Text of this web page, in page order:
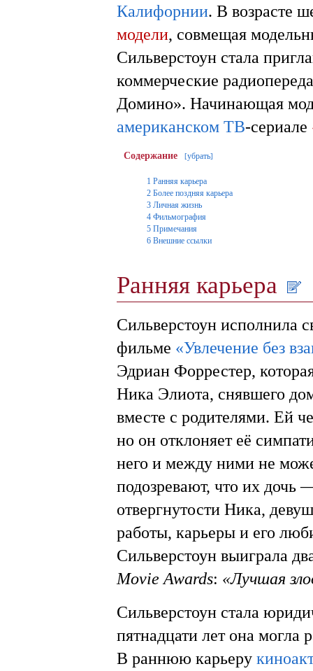
Калифорнии. В возрасте
модели, совмещая
Сильверстоун стала
коммерческие
Домино». Начинающая
американском ТВ-сериале
Содержание [убрать]
1 Ранняя карьера
2 Более поздняя карьера
3 Личная жизнь
4 Фильмография
5 Примечания
6 Внешние ссылки
Ранняя карьера
Сильверстоун исполнила
фильме «Увлечение без
Эдриан Форрестер,
Ника Элиота, снявшего
вместе с родителями. Ей
но он отклоняет её
него и между ними не
подозревают, что их дочь
отвергнутости Ника,
работы, карьеры и его
Сильверстоун выиграла
Movie Awards: «Лучшая
Сильверстоун стала
пятнадцати лет она могла
В раннюю карьеру